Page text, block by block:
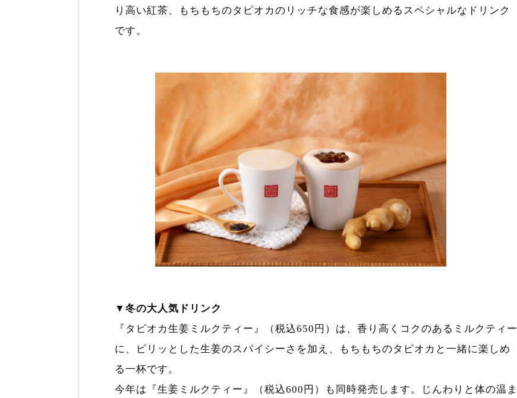
り高い紅茶、もちもちのタピオカのリッチな食感が楽しめるスペシャルなドリンク
です。
▼冬の大人気ドリンク
『タピオカ生姜ミルクティー』（税込650円）は、香り高くコクのあるミルクティー
に、ピリッとした生姜のスパイシーさを加え、もちもちのタピオカと一緒に楽しめ
る一杯です。
今年は『生姜ミルクティー』（税込600円）も同時発売します。じんわりと体の温ま